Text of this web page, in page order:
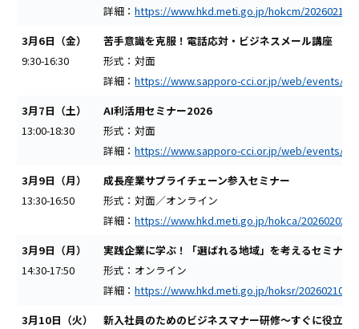
詳細：https://www.hkd.meti.go.jp/hokcm/20260219/
3月6日（金）
9:30-16:30
苦手意識を克服！電話応対・ビジネスメール講座
形式：対面
詳細：https://www.sapporo-cci.or.jp/web/events/
3月7日（土）
13:00-18:30
AI利活用セミナー2026
形式：対面
詳細：https://www.sapporo-cci.or.jp/web/events/
3月9日（月）
13:30-16:50
成長産業サプライチェーン参入セミナー
形式：対面／オンライン
詳細：https://www.hkd.meti.go.jp/hokca/20260202/
3月9日（月）
14:30-17:50
実践企業に学ぶ！「選ばれる地域」を考えるセミナー
形式：オンライン
詳細：https://www.hkd.meti.go.jp/hoksr/20260210/
3月10日（火）
新入社員のためのビジネスマナー研修～すぐに役立つ